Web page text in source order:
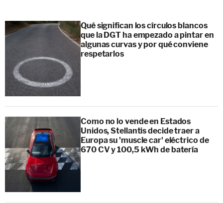
Qué significan los círculos blancos
que la DGT ha empezado a pintar en
algunas curvas y por qué conviene
respetarlos
Como no lo vende en Estados
Unidos, Stellantis decide traer a
Europa su 'muscle car' eléctrico de
670 CV y 100,5 kWh de batería